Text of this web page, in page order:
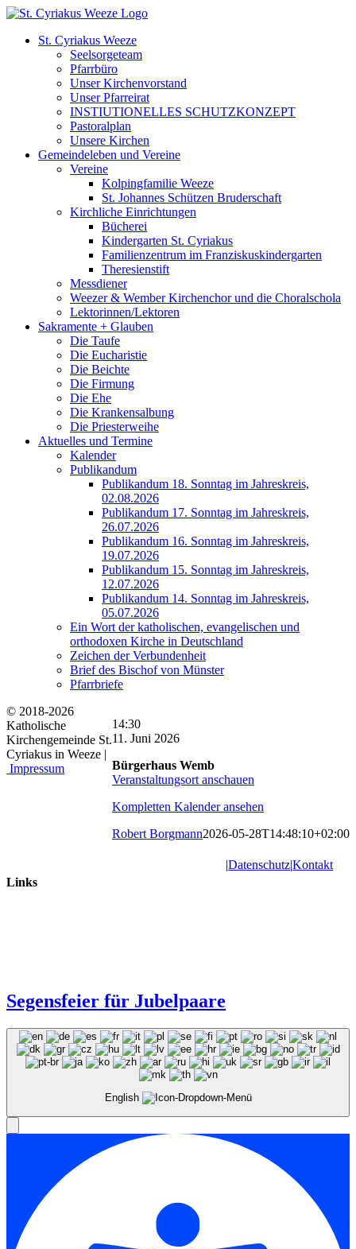
Zum
springenSt. Cyriakus Weeze
Seelsorgeteam
Pfarrbüro
Unser Kirchenvorstand
Unser Pfarreirat
INSTIUTIONELLES SCHUTZKONZEPT
Pastoralplan
Unsere Kirchen
Gemeindeleben und Vereine
Vereine
Kolpingfamilie Weeze
St. Johannes Schützen Bruderschaft
Kirchliche Einrichtungen
Bücherei
Kindergarten St. Cyriakus
Familienzentrum im Franziskuskindergarten
Theresienstift
Messdiener
Weezer & Wember Kirchenchor und die Choralschola
Lektorinnen/Lektoren
Sakramente + Glauben
Die Taufe
Die Eucharistie
Die Beichte
Die Firmung
Die Ehe
Die Krankensalbung
Die Priesterweihe
Aktuelles und Termine
Kalender
Publikandum
Publikandum 18. Sonntag im Jahreskreis,
02.08.2026
Publikandum 17. Sonntag im Jahreskreis,
26.07.2026
Publikandum 16. Sonntag im Jahreskreis,
19.07.2026
Publikandum 15. Sonntag im Jahreskreis,
12.07.2026
Publikandum 14. Sonntag im Jahreskreis,
05.07.2026
Ein Wort der katholischen, evangelischen und
orthodoxen Kirche in Deutschland
Zeichen der Verbundenheit
Brief des Bischof von Münster
Pfarrbriefe
Hl.
Kreuz:
60
Messe
Krankensegnung
14:30
11. Juni 2026
Bürgerhaus Wemb
Veranstaltungsort anschauen
Kompletten Kalender ansehen
Robert Borgmann2026-05-28T14:48:10+02:00
Links
Segensfeier für Jubelpaare
© 2018-2026
Katholische
Kirchengemeinde St.
Cyriakus in Weeze |
Impressum
|Datenschutz|Kontakt
English